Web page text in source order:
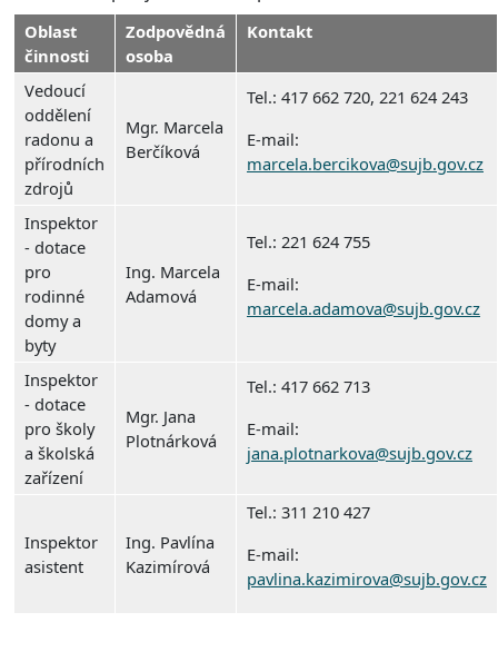
Oblast
činnosti
Zodpovědná
osoba
Kontakt
Vedoucí
oddělení
radonu a
přírodních
zdrojů
Mgr. Marcela
Berčíková
Tel.: 417 662 720, 221 624 243
E-mail:
marcela.bercikova@sujb.gov.cz
Inspektor
- dotace
pro
rodinné
domy a
byty
Ing. Marcela
Adamová
Tel.: 221 624 755
E-mail:
marcela.adamova@sujb.gov.cz
Inspektor
- dotace
pro školy
a školská
zařízení
Mgr. Jana
Plotnárková
Tel.: 417 662 713
E-mail:
jana.plotnarkova@sujb.gov.cz
Inspektor
asistent
Ing. Pavlína
Kazimírová
Tel.: 311 210 427
E-mail:
pavlina.kazimirova@sujb.gov.cz